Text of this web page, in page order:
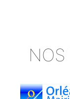
NOS